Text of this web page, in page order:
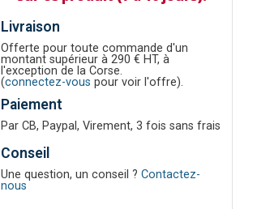
Livraison
Offerte pour toute commande d'un
montant supérieur à 290 € HT, à
l'exception de la Corse.
(connectez-vous pour voir l'offre).
Paiement
Par CB, Paypal, Virement, 3 fois sans frais
Conseil
Une question, un conseil ?Contactez-
nous